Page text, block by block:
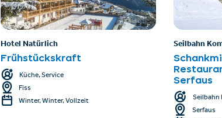
Hotel Natürlich
Frühstückskraft
Küche, Service
Fiss
Winter, Winter, Vollzeit
Seilbahn
Serfaus
Seilbahn
Serfaus